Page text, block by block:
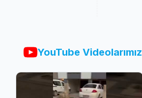
YouTube Videolarımız